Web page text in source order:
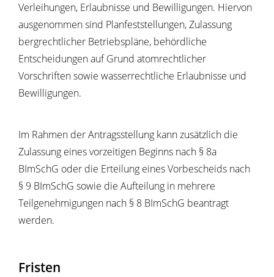
Verleihungen, Erlaubnisse und Bewilligungen. Hiervon
ausgenommen sind Planfeststellungen, Zulassung
bergrechtlicher Betriebspläne, behördliche
Entscheidungen auf Grund atomrechtlicher
Vorschriften sowie wasserrechtliche Erlaubnisse und
Bewilligungen.
Im Rahmen der Antragsstellung kann zusätzlich die
Zulassung eines vorzeitigen Beginns nach § 8a
BImSchG oder die Erteilung eines Vorbescheids nach
§ 9 BImSchG sowie die Aufteilung in mehrere
Teilgenehmigungen nach § 8 BImSchG beantragt
werden.
Fristen